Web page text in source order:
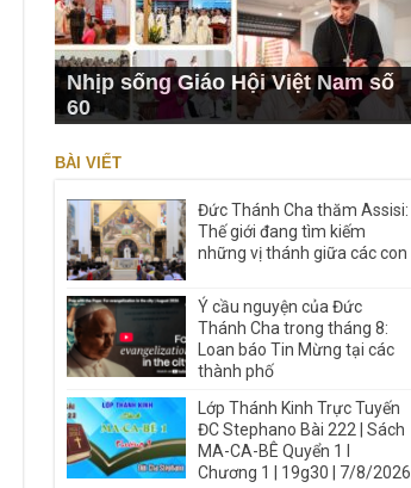
Nhịp sống Giáo Hội Việt Nam số
60
BÀI VIẾT
Đức Thánh Cha thăm Assisi:
Thế giới đang tìm kiếm
những vị thánh giữa các con
Ý cầu nguyện của Đức
Thánh Cha trong tháng 8:
Loan báo Tin Mừng tại các
thành phố
Lớp Thánh Kinh Trực Tuyến
ĐC Stephano Bài 222 | Sách
MA-CA-BÊ Quyển 1 I
Chương 1 | 19g30 | 7/8/2026